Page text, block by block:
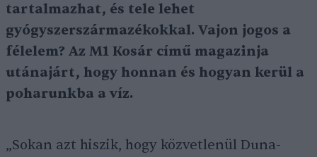
tartalmazhat, és tele lehet
gyógyszerszármazékokkal. Vajon jogos a
félelem? Az M1 Kosár című magazinja
utánajárt, hogy honnan és hogyan kerül a
poharunkba a víz.
„Sokan azt hiszik, hogy közvetlenül Duna-